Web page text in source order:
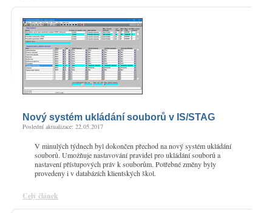
Nový systém ukládání souborů v IS/STAG
Poslední aktualizace: 22.05.2017
V minulých týdnech byl dokončen přechod na nový systém ukládání
souborů. Umožňuje nastavování pravidel pro ukládání souborů a
nastavení přístupových práv k souborům. Potřebné změny byly
provedeny i v databázích klientských škol.
Celý článek